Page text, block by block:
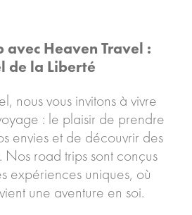
avec Heaven Travel :
de la Liberté
nous vous invitons à vivre
: le plaisir de prendre
envies et de découvrir des
Nos road trips sont conçus
expériences uniques, où
une aventure en soi.